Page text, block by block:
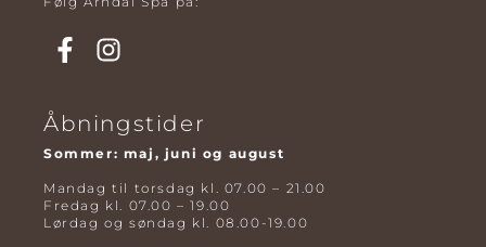
Åbningstider
Sommer: maj, juni og august
Mandag til torsdag kl. 07.00 – 21.00
Fredag kl. 07.00 – 19.00
Lørdag og søndag kl. 08.00-19.00